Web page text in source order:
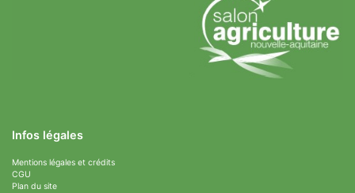
Infos légales
Mentions légales et crédits
CGU
Plan du site